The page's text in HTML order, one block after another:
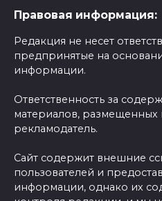
Правовая информация:
Редакция не несет
предпринятые на
информации.
Ответственность за
материалов, размещенных
рекламодатель.
Сайт содержит внешние
пользователей и
информации, однако их